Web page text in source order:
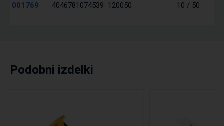
001769 4046781074539 120050 10 / 50
Podobni izdelki